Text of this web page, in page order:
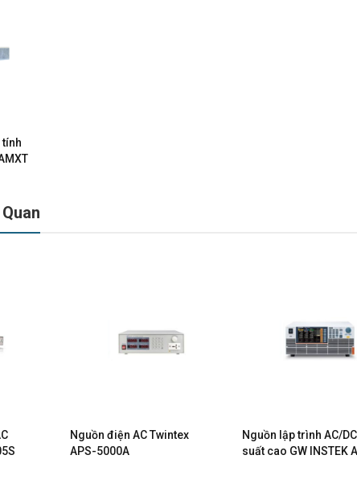
tính
Nguồn điện AC Twintex
APS-5000A
Nguồn lập trình AC/
suất cao GW INSTEK